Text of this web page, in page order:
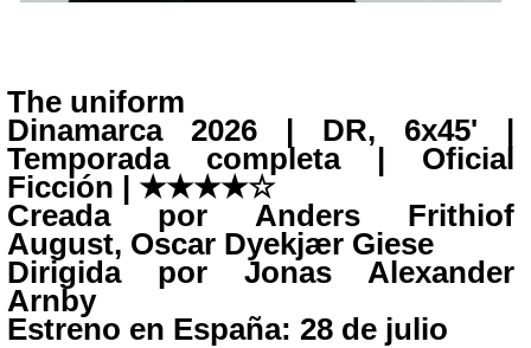
The uniform
Dinamarca 2026 | DR, 6x45' |
Temporada completa | Oficial
Ficción | ★★★★☆
Creada por Anders Frithiof
August, Oscar Dyekjær Giese
Dirigida por Jonas Alexander
Arnby
Estreno en España: 28 de julio